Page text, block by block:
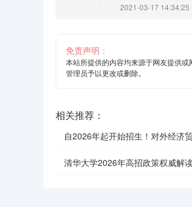
2021-03-17 14:34:25
免责声明：
本站所提供的内容均来源于网友提供
管理员予以更改或删除。
相关推荐：
自2026年起开始招生！对外经济
学项目
清华大学2026年高招政策权威解